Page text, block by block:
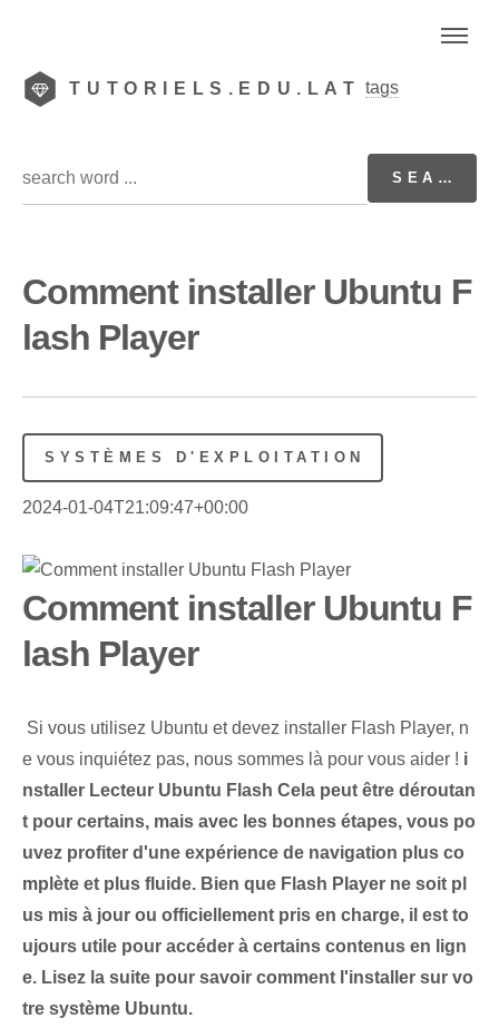
TUTORIELS.EDU.LAT tags
Comment installer Ubuntu F
lash Player
SYSTÈMES D'EXPLOITATION
2024-01-04T21:09:47+00:00
Comment installer Ubuntu F
lash Player
⁣ Si vous utilisez Ubuntu et devez installer Flash Player, n
e vous inquiétez pas, nous sommes là pour vous aider ! i
nstaller Lecteur Ubuntu Flash⁢ Cela peut être déroutan
t pour certains, mais avec les bonnes étapes, vous po
uvez profiter d'une expérience de navigation plus co
mplète et plus fluide. Bien que Flash Player ne soit pl
us mis à jour ou officiellement pris en charge, il est to
ujours utile pour accéder à certains contenus en lign
e. Lisez la suite pour savoir comment l'installer sur vo
tre système Ubuntu.